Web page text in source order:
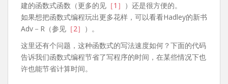
建的函数式函数（更多的见 ［1］ ）还是很方便的。
如果想把函数式编程玩出更多花样，可以看看Hadley的新书
Adv－R（参见 ［2］ ）。
这里还有个问题，这种函数式的写法速度如何？下面的代码
告诉我们函数式编程节省了写程序的时间，在某些情况下也
许也能节省计算时间。